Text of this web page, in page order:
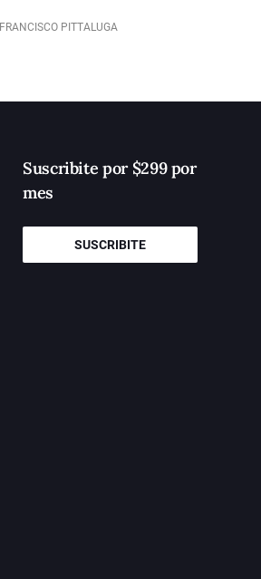
PITTALUGA
Suscribite por $299 por
mes
SUSCRIBITE